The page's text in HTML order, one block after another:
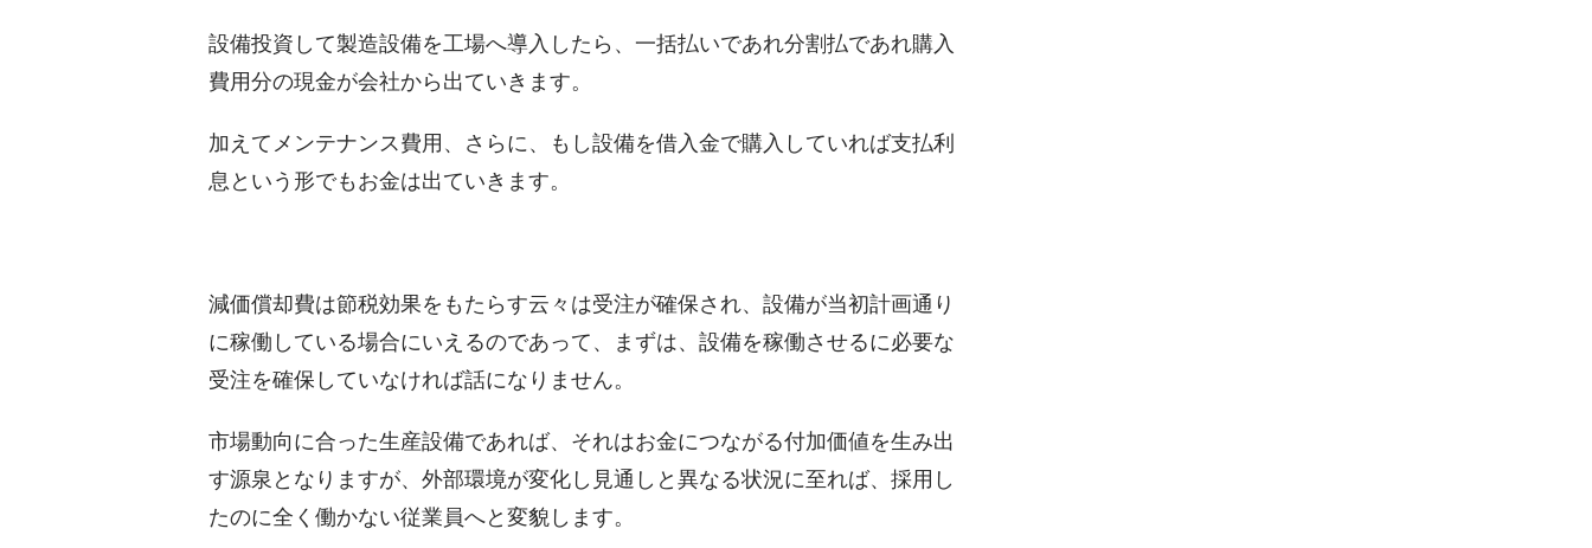
設備投資して製造設備を工場へ導入したら、一括払いであれ分割払であれ購入
費用分の現金が会社から出ていきます。
加えてメンテナンス費用、さらに、もし設備を借入金で購入していれば支払利
息という形でもお金は出ていきます。
減価償却費は節税効果をもたらす云々は受注が確保され、設備が当初計画通り
に稼働している場合にいえるのであって、まずは、設備を稼働させるに必要な
受注を確保していなければ話になりません。
市場動向に合った生産設備であれば、それはお金につながる付加価値を生み出
す源泉となりますが、外部環境が変化し見通しと異なる状況に至れば、採用し
たのに全く働かない従業員へと変貌します。